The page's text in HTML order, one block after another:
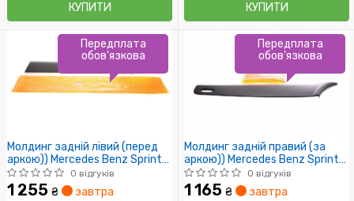
КУПИТИ КУПИТИ
Молдинг задній лівий (перед
аркою)) Mercedes Benz Sprinter
W906 / VW Crafter
0 відгуків
1 255 ₴ завтра
Передплата
обов'язкова
Молдинг задній правий (за
аркою)) Mercedes Benz Sprinter
W906 / VW Crafter
0 відгуків
1 165 ₴ завтра
Передплата
обов'язкова